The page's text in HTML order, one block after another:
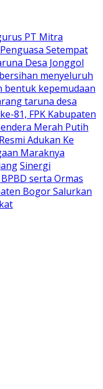
PT Mitra
Setempat
Desa Jonggol
menyeluruh
bentuk kepemudaan
taruna desa
81, FPK Kabupaten
Merah Putih
Adukan Ke
Maraknya
Sinergi
serta Ormas
Bogor Salurkan